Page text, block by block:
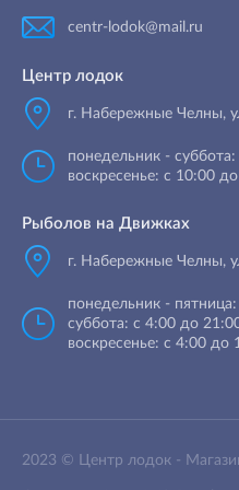
centr-lodok@mail.ru
Центр лодок
г. Набережные Челны,
понедельник -
воскресенье: с 10:00
Рыболов на Движках
г. Набережные Челны,
понедельник -
суббота: с 4:00 до
воскресенье: с 4:00 до
2023 © Центр лодок -